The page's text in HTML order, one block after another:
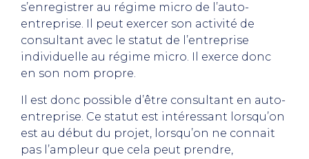
s’enregistrer au régime micro de l’auto-
entreprise. Il peut exercer son activité de
consultant avec le statut de l’entreprise
individuelle au régime micro. Il exerce donc
en son nom propre.
Il est donc possible d’être consultant en auto-
entreprise. Ce statut est intéressant lorsqu’on
est au début du projet, lorsqu’on ne connait
pas l’ampleur que cela peut prendre,